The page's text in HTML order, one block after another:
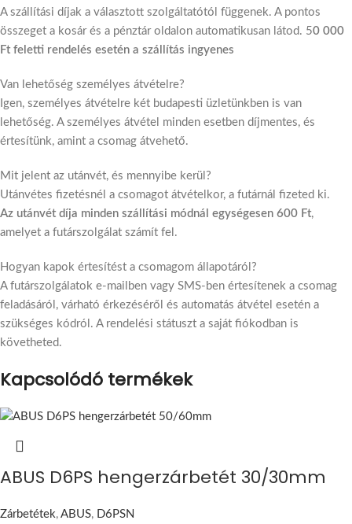
A szállítási díjak a választott szolgáltatótól függenek. A pontos
összeget a kosár és a pénztár oldalon automatikusan látod. 50 000
Ft feletti rendelés esetén a szállítás ingyenes
Van lehetőség személyes átvételre?
Igen, személyes átvételre két budapesti üzletünkben is van
lehetőség. A személyes átvétel minden esetben díjmentes, és
értesítünk, amint a csomag átvehető.
Mit jelent az utánvét, és mennyibe kerül?
Utánvétes fizetésnél a csomagot átvételkor, a futárnál fizeted ki.
Az utánvét díja minden szállítási módnál egységesen 600 Ft,
amelyet a futárszolgálat számít fel.
Hogyan kapok értesítést a csomagom állapotáról?
A futárszolgálatok e-mailben vagy SMS-ben értesítenek a csomag
feladásáról, várható érkezéséről és automatás átvétel esetén a
szükséges kódról. A rendelési státuszt a saját fiókodban is
követheted.
Kapcsolódó termékek
ABUS D6PS hengerzárbetét 30/30mm
Zárbetétek, ABUS, D6PSN